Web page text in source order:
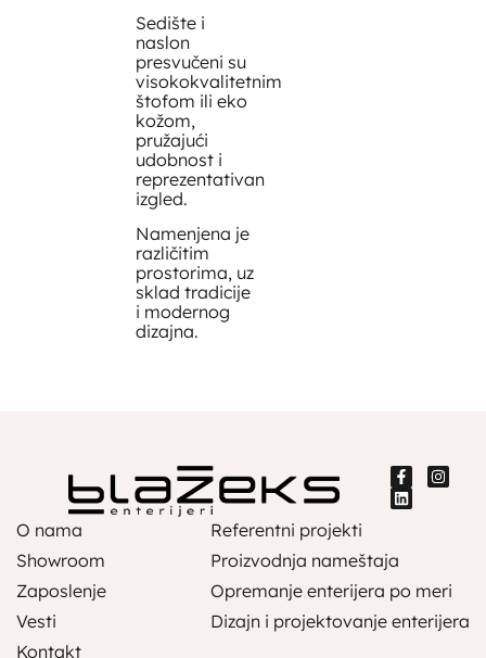
Sedište i
naslon
presvučeni su
visokokvalitetnim
štofom ili eko
kožom,
pružajući
udobnost i
reprezentativan
izgled.
Namenjena je
različitim
prostorima, uz
sklad tradicije
i modernog
dizajna.
O nama
Showroom
Zaposlenje
Vesti
Kontakt
Referentni projekti
Proizvodnja nameštaja
Opremanje enterijera po meri
Dizajn i projektovanje enterijera